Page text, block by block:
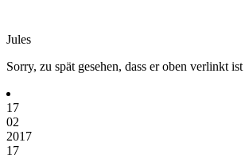
Jules
Sorry, zu spät gesehen, dass er oben verlinkt
17
02
2017
17